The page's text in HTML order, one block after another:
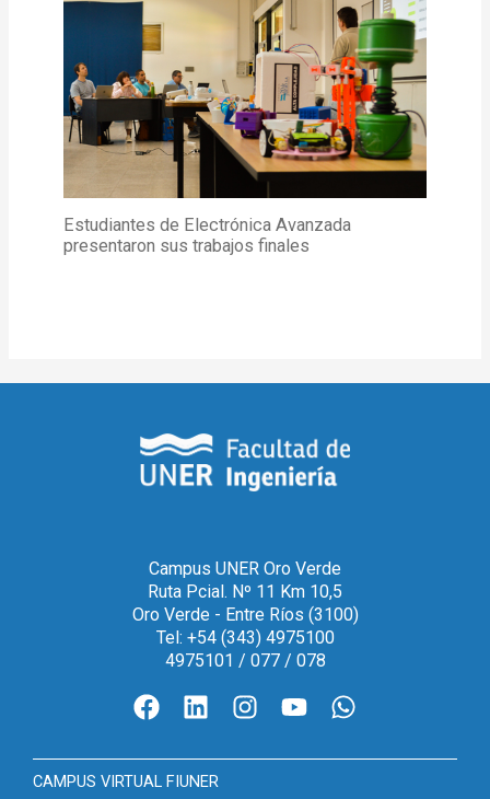
Estudiantes de Electrónica Avanzada
presentaron sus trabajos finales
Campus UNER Oro Verde
Ruta Pcial. Nº 11 Km 10,5
Oro Verde - Entre Ríos (3100)
Tel: +54 (343) 4975100
4975101 / 077 / 078
CAMPUS VIRTUAL FIUNER